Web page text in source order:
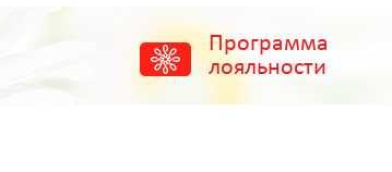
Программа
лояльности